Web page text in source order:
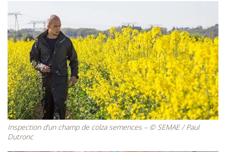
Inspection d’un champ de colza semences – © SEMAE / Paul
Dutronc